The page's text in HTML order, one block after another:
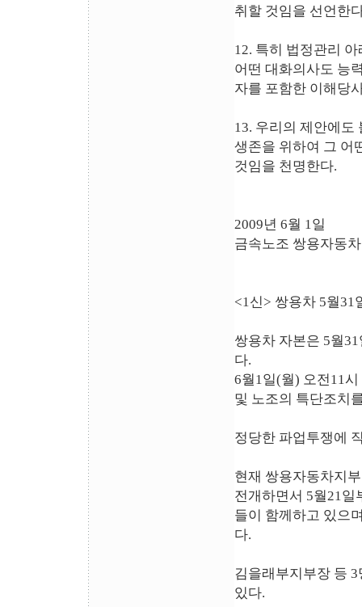
취할 것임을 선언한
12. 특히 법정관리
어떤 대화의사도 능
자를 포함한 이해당
13. 우리의 제안에도
생존을 위하여 그 어
것임을 천명한다.
2009년 6월 1일
금속노조 쌍용자동
<1신> 쌍용차 5월31
쌍용차 자본은 5월
다.
6월1일(월) 오전11
및 노조의 특단조치
정당한 파업투쟁에
현재 쌍용자동차지
전개하면서 5월21일
들이 함께하고 있으
다.
김을래부지부장 등
있다.